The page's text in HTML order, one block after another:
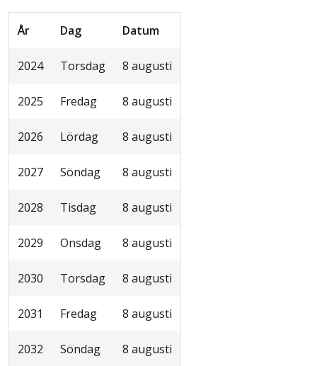
År Dag Datum
2024 Torsdag 8 augusti
2025 Fredag 8 augusti
2026 Lördag 8 augusti
2027 Söndag 8 augusti
2028 Tisdag 8 augusti
2029 Onsdag 8 augusti
2030 Torsdag 8 augusti
2031 Fredag 8 augusti
2032 Söndag 8 augusti